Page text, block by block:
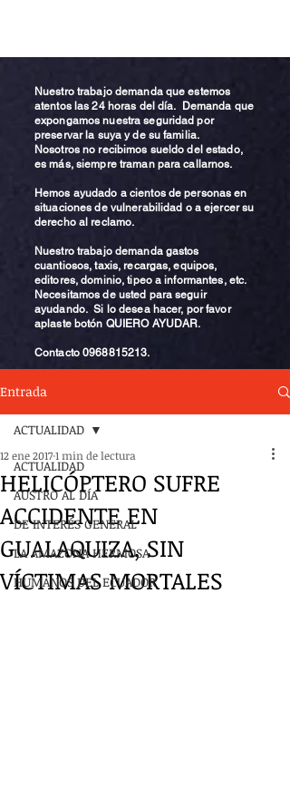
Nuestro trabajo demanda que estemos
atentos las 24 horas del día. Demanda que
expongamos nuestra seguridad por
preservar la suya y de su familia.
Nosotros no recibimos sueldo del estado,
es más, siempre traman para callarnos.
Hemos ayudado a cientos de personas en
situaciones de vulnerabilidad o a ejercer su
derecho al reclamo.
Nuestro trabajo demanda gastos
cuantiosos, taxis, recargas, equipos,
editores, dominio, tipeo a informantes, etc.
Necesitamos de usted para seguir
ayudando. Si lo desea hacer, por favor
aplaste botón QUIERO AYUDAR.
Contacto0968815213.
Entrada
ACTUALIDAD
AUSTRO AL DÍA
DE INTERÉS GENERAL
LA AMAZONA HERMOSA
HUMANOS DEL ECUADOR
ACTUALIDAD
HELICÓPTERO SUFRE
ACCIDENTE EN
GUALAQUIZA, SIN
VÍCTIMAS MORTALES
12 ene 20171 min de lectura